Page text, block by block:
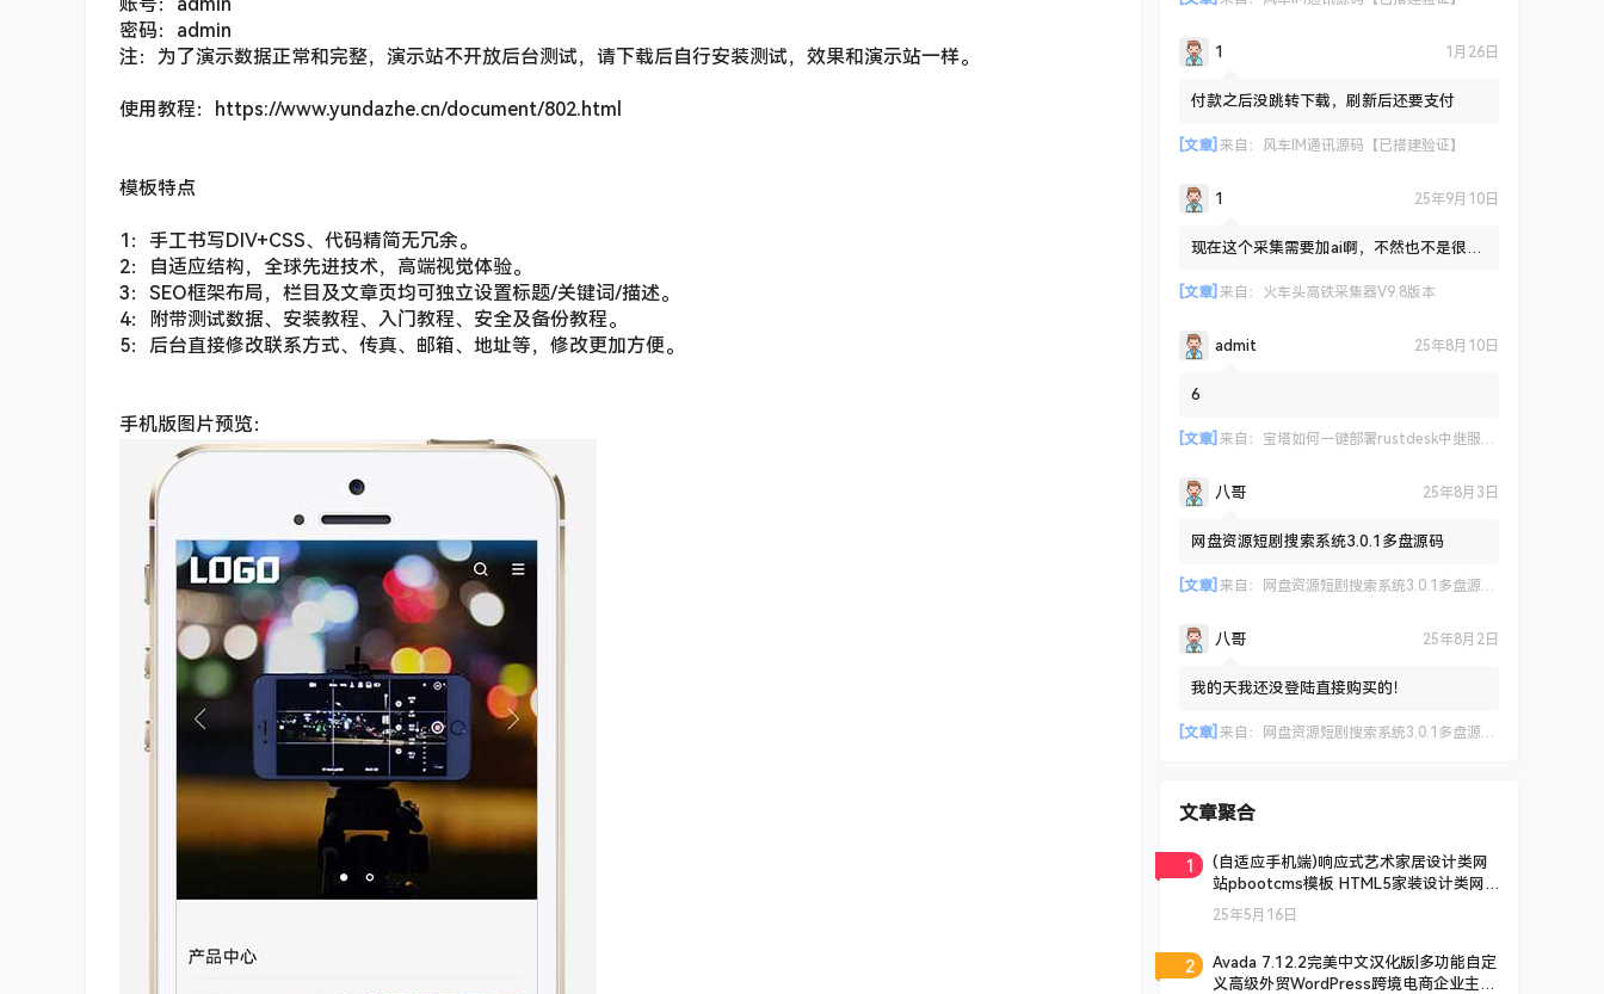
密码：admin
注：为了演示数据正常和完整，演示站不开放后台测试，请下载后自行安装测试，效果和演示站一样。
使用教程：https://www.yundazhe.cn/document/802.html
模板特点
1：手工书写DIV+CSS、代码精简无冗余。
2：自适应结构，全球先进技术，高端视觉体验。
3：SEO框架布局，栏目及文章页均可独立设置标题/关键词/描述。
4：附带测试数据、安装教程、入门教程、安全及备份教程。
5：后台直接修改联系方式、传真、邮箱、地址等，修改更加方便。
手机版图片预览：
1 1月26日
付款之后没跳转下载，刷新后还要支付
[文章] 来自： 风车IM通讯源码【已搭建验证】
1 25年9月10日
现在这个采集需要加ai啊，不然也不是很友
[文章] 来自： 火车头高铁采集器V9.8版本
admit 25年8月10日
6
[文章] 来自： 宝塔如何一键部署rustdesk中继服务器及API 实现客户端登录远程设备管理等
八哥 25年8月3日
网盘资源短剧搜索系统3.0.1多盘源码
[文章] 来自： 网盘资源短剧搜索系统3.0.1多盘源码，支持多网盘云盘资源搜索【已测试】
八哥 25年8月2日
我的天我还没登陆直接购买的！
[文章] 来自： 网盘资源短剧搜索系统3.0.1多盘源码，支持多网盘云盘资源搜索【已测试】
文章聚合
1
(自适应手机端)响应式艺术家居设计类网
站pbootcms模板 HTML5家装设计类网
站源码下载
25年5月16日
2
Avada 7.12.2完美中文汉化版|多功能自定
义高级外贸WordPress跨境电商企业主题